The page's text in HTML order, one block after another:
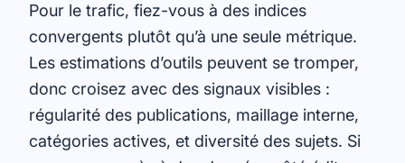
Pour le trafic, fiez-vous à des indices
convergents plutôt qu’à une seule métrique.
Les estimations d’outils peuvent se tromper,
donc croisez avec des signaux visibles :
régularité des publications, maillage interne,
catégories actives, et diversité des sujets. Si